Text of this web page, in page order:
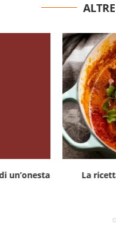
un’onesta
La